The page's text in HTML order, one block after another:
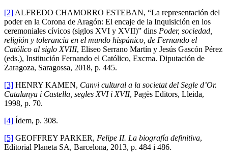
[2] ALFREDO CHAMORRO ESTEBAN, “La representación del
poder en la Corona de Aragón: El encaje de la Inquisición en los
ceremoniales cívicos (siglos XVI y XVII)” dins Poder, sociedad,
religión y tolerancia en el mundo hispánico, de Fernando el
Católico al siglo XVIII, Eliseo Serrano Martín y Jesús Gascón Pérez
(eds.), Institución Fernando el Católico, Excma. Diputación de
Zaragoza, Saragossa, 2018, p. 445.
[3] HENRY KAMEN, Canvi cultural a la societat del Segle d’Or.
Catalunya i Castella, segles XVI i XVII, Pagès Editors, Lleida,
1998, p. 70.
[4] Ídem, p. 308.
[5] GEOFFREY PARKER, Felipe II. La biografía definitiva,
Editorial Planeta SA, Barcelona, 2013, p. 484 i 486.